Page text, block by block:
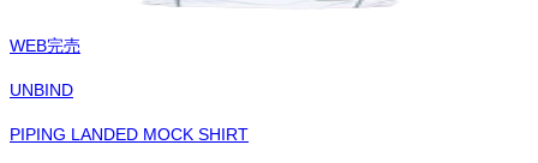
WEB完売
UNBIND
PIPING LANDED MOCK SHIRT